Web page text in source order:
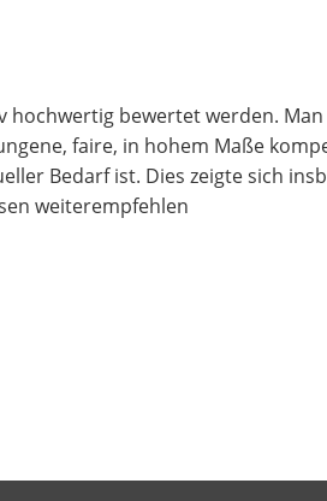
bewertet werden.
faire, in hohem Maße
Bedarf ist. Dies zeigte sich
weiterempfehlen